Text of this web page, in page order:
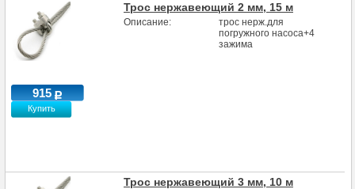
Трос нержавеющий 2 мм, 15 м
Описание:
трос нерж.для
погружного насоса+4
зажима
915
Купить
Трос нержавеющий 3 мм, 10 м